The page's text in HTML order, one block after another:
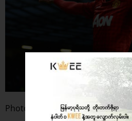
Photo: talkSPORT